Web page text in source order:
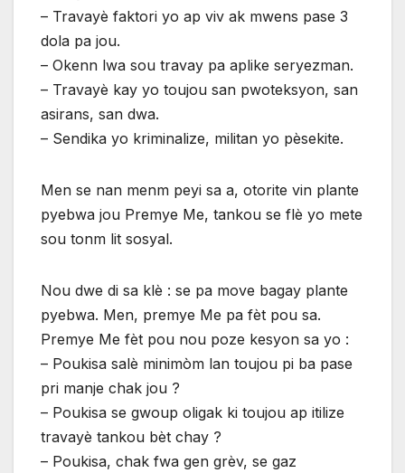
– Travayè faktori yo ap viv ak mwens pase 3
dola pa jou.
– Okenn lwa sou travay pa aplike seryezman.
– Travayè kay yo toujou san pwoteksyon, san
asirans, san dwa.
– Sendika yo kriminalize, militan yo pèsekite.
Men se nan menm peyi sa a, otorite vin plante
pyebwa jou Premye Me, tankou se flè yo mete
sou tonm lit sosyal.
Nou dwe di sa klè : se pa move bagay plante
pyebwa. Men, premye Me pa fèt pou sa.
Premye Me fèt pou nou poze kesyon sa yo :
– Poukisa salè minimòm lan toujou pi ba pase
pri manje chak jou ?
– Poukisa se gwoup oligak ki toujou ap itilize
travayè tankou bèt chay ?
– Poukisa, chak fwa gen grèv, se gaz